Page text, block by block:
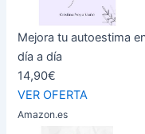
Mejora tu autoestima
día a día
14,90€
VER OFERTA
Amazon.es